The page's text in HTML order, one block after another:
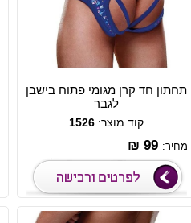
תחתון חד קרן מגומי פתוח בישבן
לגבר
קוד מוצר: 1526
מחיר: 99 ₪